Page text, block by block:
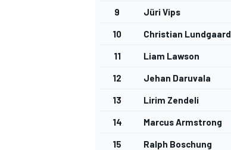
MONOMARCA
9 Jüri Vips
10 Christian Lundgaard
11 Liam Lawson
12 Jehan Daruvala
13 Lirim Zendeli
14 Marcus Armstrong
15 Ralph Boschung